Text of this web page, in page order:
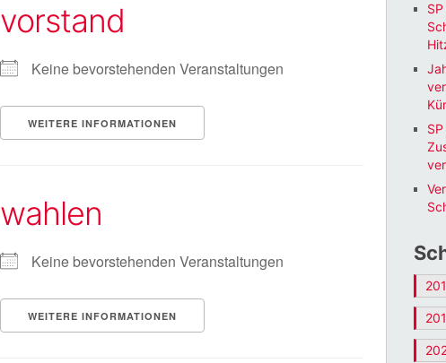
vorstand
Keine bevorstehenden Veranstaltungen
WEITERE INFORMATIONEN
wahlen
Keine bevorstehenden Veranstaltungen
WEITERE INFORMATIONEN